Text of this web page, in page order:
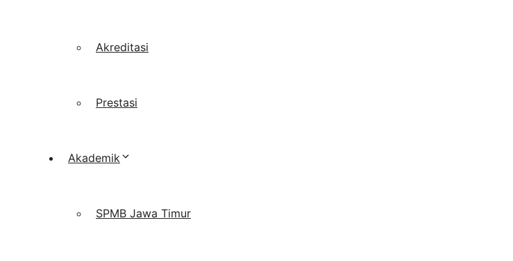
Akreditasi
Prestasi
Akademik
SPMB Jawa Timur